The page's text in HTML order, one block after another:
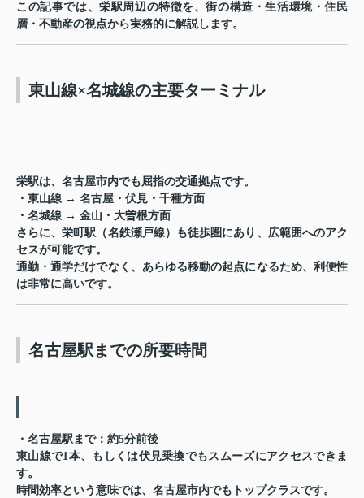
この記事では、栄駅周辺の特徴を、街の構造・生活環境・住民
層・不動産の視点から実務的に解説します。
東山線×名城線の主要ターミナル
栄駅は、名古屋市内でも屈指の交通拠点です。
・東山線 → 名古屋・伏見・千種方面
・名城線 → 金山・大曽根方面
さらに、栄町駅（名鉄瀬戸線）も徒歩圏にあり、広範囲へのアク
セスが可能です。
通勤・通学だけでなく、あらゆる移動の起点になるため、利便性
は非常に高いです。
名古屋駅までの所要時間
・名古屋駅まで：約5分前後
東山線で1本、もしくは伏見乗換でもスムーズにアクセスできま
す。
時間効率という意味では、名古屋市内でもトップクラスです。